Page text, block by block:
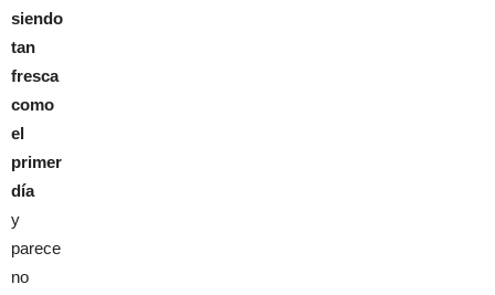
siendo
tan
fresca
como
el
primer
día
y
parece
no